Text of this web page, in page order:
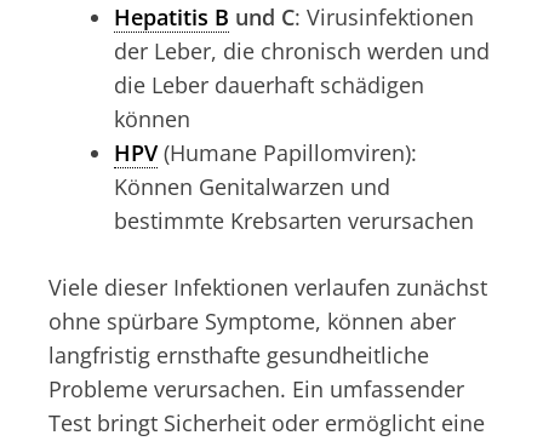
Hepatitis B und C: Virusinfektionen
der Leber, die chronisch werden und
die Leber dauerhaft schädigen
können
HPV (Humane Papillomviren):
Können Genitalwarzen und
bestimmte Krebsarten verursachen
Viele dieser Infektionen verlaufen zunächst
ohne spürbare Symptome, können aber
langfristig ernsthafte gesundheitliche
Probleme verursachen. Ein umfassender
Test bringt Sicherheit oder ermöglicht eine